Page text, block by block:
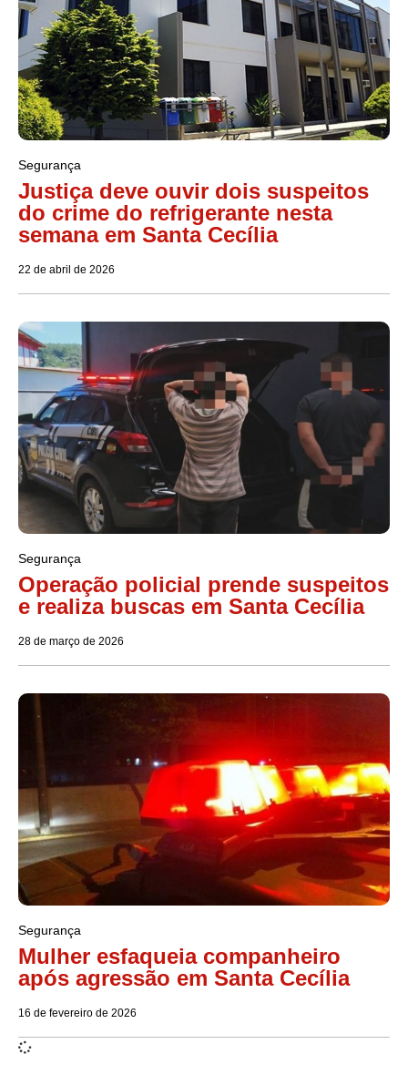
Segurança
Justiça deve ouvir dois suspeitos
do crime do refrigerante nesta
semana em Santa Cecília
22 de abril de 2026
Segurança
Operação policial prende suspeitos
e realiza buscas em Santa Cecília
28 de março de 2026
Segurança
Mulher esfaqueia companheiro
após agressão em Santa Cecília
16 de fevereiro de 2026